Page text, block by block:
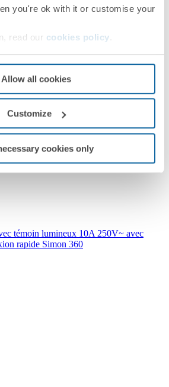
you're ok with it or customise your
read our cookies policy
Allow all cookies
Customize
cookies only
momentané 10A 250V~ à connexion
témoin lumineux 10A 250V~ avec
rapide Simon 360